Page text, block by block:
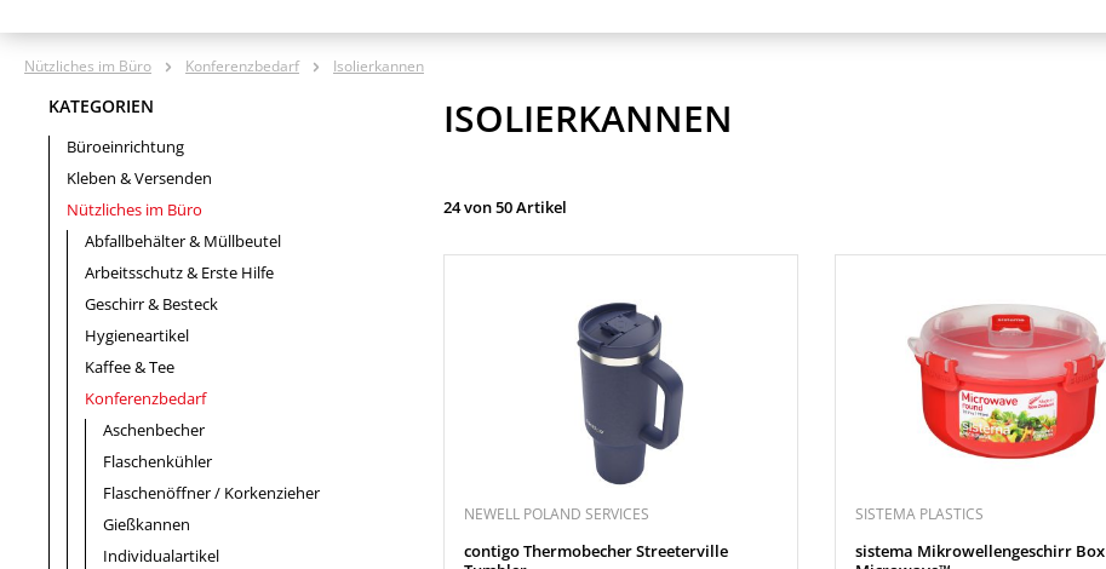
Nützliches im Büro Konferenzbedarf Isolierkannen
KATEGORIEN
Büroeinrichtung
Kleben & Versenden
Nützliches im Büro
Abfallbehälter & Müllbeutel
Arbeitsschutz & Erste Hilfe
Geschirr & Besteck
Hygieneartikel
Kaffee & Tee
Konferenzbedarf
Aschenbecher
Flaschenkühler
Flaschenöffner / Korkenzieher
Gießkannen
Individualartikel
ISOLIERKANNEN
24 von 50 Artikel
NEWELL POLAND SERVICES
contigo Thermobecher Streeterville
SISTEMA PLASTICS
sistema Mikrowellengeschirr Box